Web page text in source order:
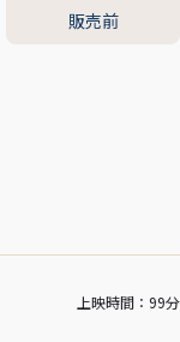
販売前
上映時間：99分